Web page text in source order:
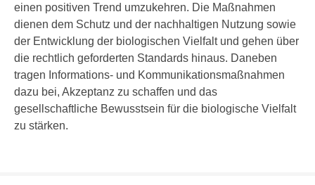
einen positiven Trend umzukehren. Die Maßnahmen
dienen dem Schutz und der nachhaltigen Nutzung sowie
der Entwicklung der biologischen Vielfalt und gehen über
die rechtlich geforderten Standards hinaus. Daneben
tragen Informations- und Kommunikationsmaßnahmen
dazu bei, Akzeptanz zu schaffen und das
gesellschaftliche Bewusstsein für die biologische Vielfalt
zu stärken.